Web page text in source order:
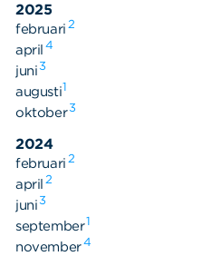
2025
februari 2
april 4
juni3
augusti1
oktober3
2024
februari 2
april 2
juni3
september1
november4
Ledning
Årsredovisningar
Nyheter
Om Cookies
Policy om personuppgifter